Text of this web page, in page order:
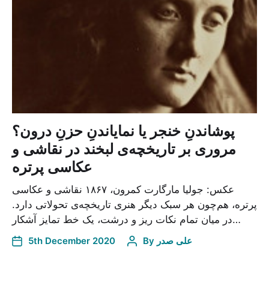
پوشاندنِ خنجر یا نمایاندنِ حزنِ درون؟
مروری بر تاریخچه‌ی لبخند در نقاشی و
عکاسی پرتره
عکس: جولیا مارگارت کمرون، ۱۸۶۷ نقاشی و عکاسی
پرتره، هم‌چون هر سبک دیگر هنری تاریخچه‌ی تحولاتی دارد.
در میان تمام نکات ریز و درشت، یک خط تمایز آشکار…
5th December 2020 By علی صدر